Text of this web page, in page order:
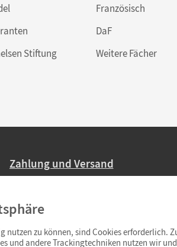
Stiftung
Französisch
DaF
Weitere Fächer
Zahlung und Versand
Ab 59,– EUR Bestellwert liefern wir
(Lieferung in 3–6 Tagen).
nutzen zu können, sind Cookies erforderlich.
und andere Trackingtechniken nutzen wir